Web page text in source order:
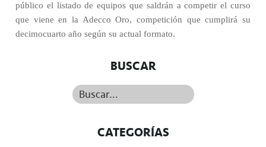
público el listado de equipos que saldrán a competir el curso
que viene en la Adecco Oro, competición que cumplirá su
decimocuarto año según su actual formato.
BUSCAR
Buscar...
CATEGORÍAS